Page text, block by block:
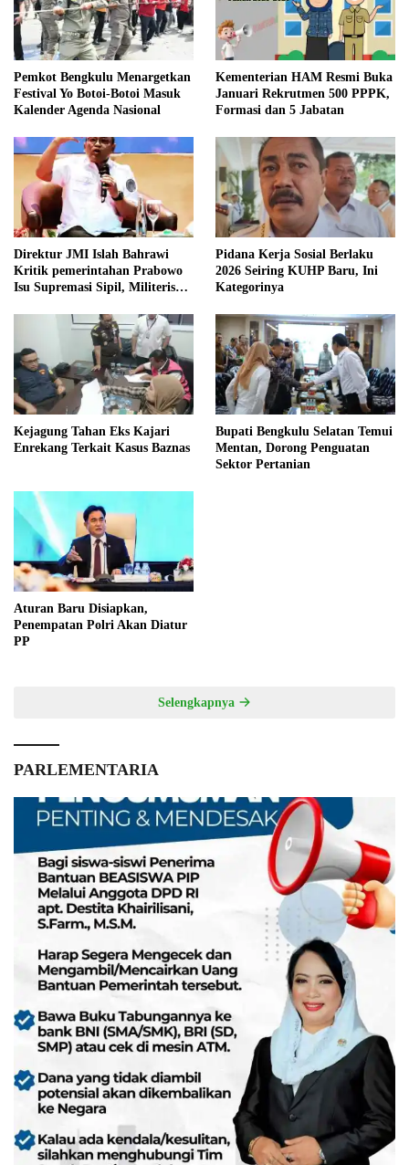
Pemkot Bengkulu Menargetkan
Festival Yo Botoi-Botoi Masuk
Kalender Agenda Nasional
Kementerian HAM Resmi Buka
Januari Rekrutmen 500 PPPK,
Formasi dan 5 Jabatan
Direktur JMI Islah Bahrawi
Kritik pemerintahan Prabowo
Isu Supremasi Sipil, Militerisasi,
Pidana Kerja Sosial Berlaku
2026 Seiring KUHP Baru, Ini
Kategorinya
Kejagung Tahan Eks Kajari
Enrekang Terkait Kasus Baznas
Bupati Bengkulu Selatan Temui
Mentan, Dorong Penguatan
Sektor Pertanian
Aturan Baru Disiapkan,
Penempatan Polri Akan Diatur
PP
Selengkapnya
PARLEMENTARIA